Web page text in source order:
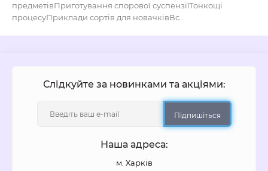
предметівПриготування спорової суспензіїТонкощі
процесуПриклади сортів для новачківВс..
Слідкуйте за новинками та акціями:
Підпишіться
Наша адреса:
м. Харків